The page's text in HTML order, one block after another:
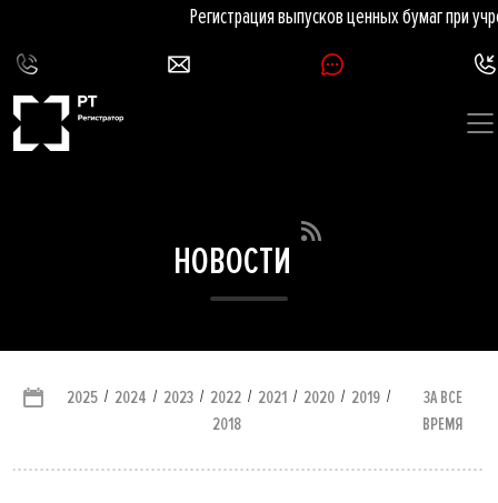
Регистрация выпусков ценных бумаг при
НОВОСТИ
2025 / 2024 / 2023 / 2022 / 2021 / 2020 / 2019 /
2018
ЗА ВСЕ
ВРЕМЯ